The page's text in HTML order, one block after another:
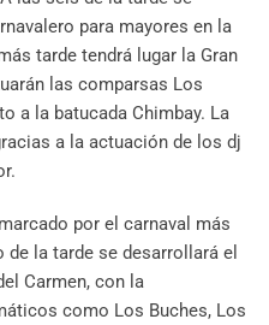
para mayores en la
tarde tendrá lugar la Gran
las comparsas Los
a la batucada Chimbay. La
a la actuación de los dj
por el carnaval más
la tarde se desarrollará el
Carmen, con la
como Los Buches, Los